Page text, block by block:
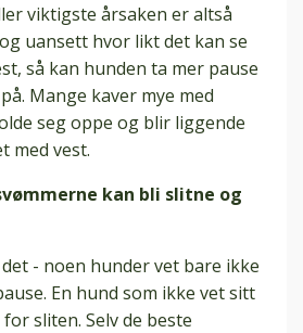
viktigste årsaken er altså
uansett hvor likt det kan se
så kan hunden ta mer pause
Mange kaver mye med
seg oppe og blir liggende
med vest.
kan bli slitne og
- noen hunder vet bare ikke
En hund som ikke vet sitt
sliten. Selv de beste